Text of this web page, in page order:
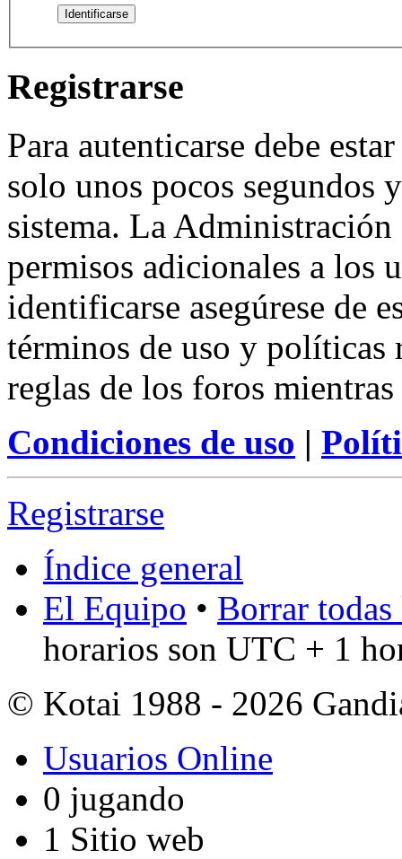
Registrarse
Para autenticarse debe
solo unos pocos segundos
sistema. La
permisos adicionales a los
identificarse asegúrese de
términos de uso y políticas
reglas de los foros
Condiciones de uso |
Registrarse
Índice general
El Equipo • Borrar
horarios son UTC + 1
© Kotai 1988 - 2026
Usuarios Online
0 jugando
1 Sitio web